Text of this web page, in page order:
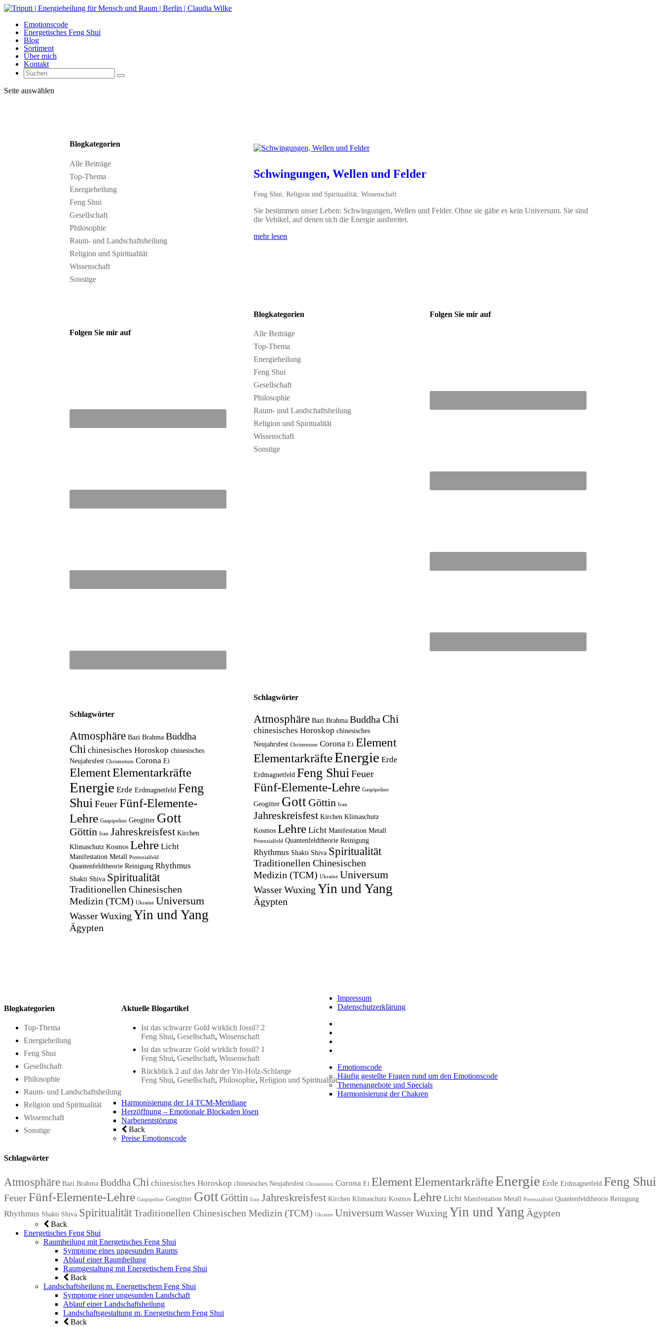
Emotionscode
Energetisches Feng Shui
Blog
Sortiment
Über mich
Kontakt
Seite auswählen
Blogkategorien
Alle Beiträge
Top-Thema
Energieheilung
Feng Shui
Gesellschaft
Philosophie
Raum- und Landschaftsheilung
Religion und Spiritualität
Wissenschaft
Sonstige
Folgen Sie mir auf
Schlagwörter
Atmosphäre Bazi Brahma Buddha
Chi chinesisches Horoskop chinesisches
Neujahrsfest Christentum Corona Ei
ElementElementarkräfte
Energie Erde Erdmagnetfeld Feng
Shui Feuer Fünf-Elemente-
Lehre Gaspipeline Geogitter Gott
Göttin Iran Jahreskreisfest Kirchen
Klimaschutz Kosmos Lehre Licht
Manifestation Metall Potenzialfeld
Quantenfeldtheorie Reinigung Rhythmus
Shakti Shiva Spiritualität
Traditionellen Chinesischen
Medizin (TCM) Ukraine Universum
Wasser Wuxing Yin und Yang
Ägypten
Schwingungen, Wellen und Felder
Feng Shui,Religion und Spiritualität,Wissenschaft
Sie bestimmen unser Leben: Schwingungen, Wellen und Felder. Ohne sie gäbe es kein Universum. Sie sind
die Vehikel, auf denen sich die Energie ausbreitet.
mehr lesen
Blogkategorien
Alle Beiträge
Top-Thema
Energieheilung
Feng Shui
Gesellschaft
Philosophie
Raum- und Landschaftsheilung
Religion und Spiritualität
Wissenschaft
Sonstige
Folgen Sie mir auf
Schlagwörter
Atmosphäre Bazi Brahma Buddha Chi
chinesisches Horoskop chinesisches
Neujahrsfest Christentum Corona Ei Element
ElementarkräfteEnergie Erde
Erdmagnetfeld Feng Shui Feuer
Fünf-Elemente-Lehre Gaspipeline
Geogitter Gott Göttin Iran
Jahreskreisfest Kirchen Klimaschutz
Kosmos Lehre Licht Manifestation Metall
Potenzialfeld Quantenfeldtheorie Reinigung
Rhythmus Shakti Shiva Spiritualität
Traditionellen Chinesischen
Medizin (TCM) Ukraine Universum
Wasser Wuxing Yin und Yang
Ägypten
Blogkategorien
Top-Thema
Energieheilung
Feng Shui
Gesellschaft
Philosophie
Raum- und Landschaftsheilung
Religion und Spiritualität
Wissenschaft
Sonstige
Aktuelle Blogartikel
Ist das schwarze Gold wirklich fossil? 2
Feng Shui, Gesellschaft, Wissenschaft
Ist das schwarze Gold wirklich fossil? 1
Feng Shui, Gesellschaft, Wissenschaft
Rückblick 2 auf das Jahr der Yin-Holz-Schlange
Feng Shui, Gesellschaft, Philosophie, Religion und Spiritualität
Schlagwörter
Atmosphäre Bazi Brahma Buddha Chi chinesisches Horoskop chinesisches Neujahrsfest Christentum Corona Ei ElementElementarkräfteEnergie Erde Erdmagnetfeld Feng Shui
FeuerFünf-Elemente-Lehre Gaspipeline Geogitter Gott Göttin Iran Jahreskreisfest Kirchen Klimaschutz Kosmos Lehre Licht Manifestation Metall Potenzialfeld Quantenfeldtheorie Reinigung
Rhythmus Shakti Shiva SpiritualitätTraditionellen Chinesischen Medizin (TCM) Ukraine UniversumWasserWuxing Yin und Yang Ägypten
Impressum
Datenschutzerklärung
Emotionscode
Häufig gestellte Fragen rund um den Emotionscode
Themenangebote und Specials
Harmonisierung der Chakren
Harmonisierung der 14 TCM-Meridiane
Herzöffnung – Emotionale Blockaden lösen
Narbenentstörung
Back
Preise Emotionscode
Back
Energetisches Feng Shui
Raumheilung mit Energetisches Feng Shui
Symptome eines ungesunden Raums
Ablauf einer Raumheilung
Raumgestaltung mit Energetischem Feng Shui
Back
Landschaftsheilung m. Energetischem Feng Shui
Symptome einer ungesunden Landschaft
Ablauf einer Landschaftsheilung
Landschaftsgestaltung m. Energetischem Feng Shui
Back